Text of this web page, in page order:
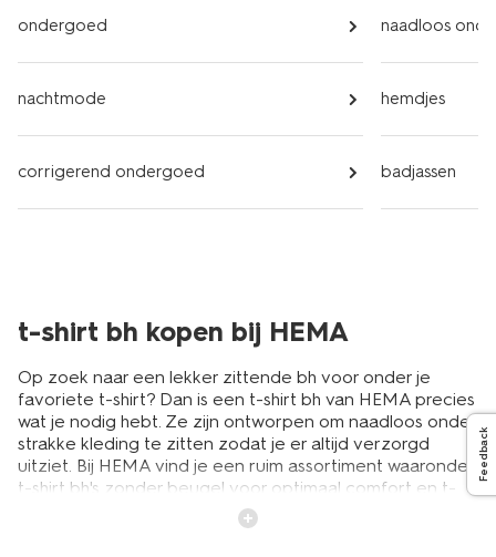
ondergoed
nachtmode
corrigerend ondergoed
naadloos
hemdjes
badjassen
t-shirt bh kopen bij HEMA
Op zoek naar een lekker zittende bh voor onder je
favoriete t-shirt? Dan is een t-shirt bh van HEMA precies
wat je nodig hebt. Ze zijn ontworpen om naadloos onder
strakke kleding te zitten zodat je er altijd verzorgd
uitziet. Bij HEMA vind je een ruim assortiment waaronder
t-shirt bh's zonder beugel voor optimaal comfort en t-
shirt bh's met beugel voor extra ondersteuning. Heb je
liever een voorgevormde cup? Kies dan voor een
Feedback